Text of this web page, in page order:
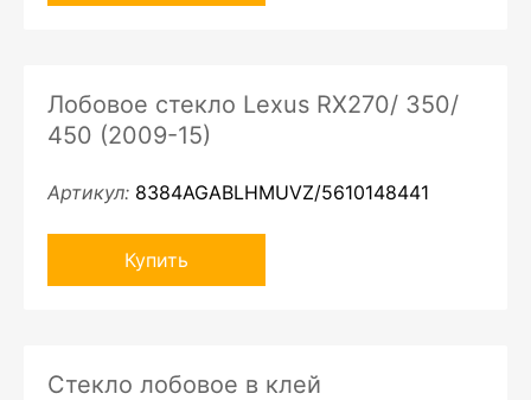
Лобовое стекло Lexus RX270/ 350/
450 (2009-15)
Артикул: 8384AGABLHMUVZ/5610148441
Купить
Стекло лобовое в клей